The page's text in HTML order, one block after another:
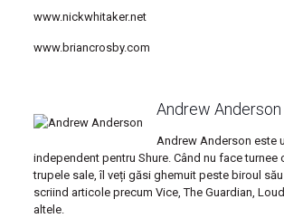
www.nickwhitaker.net
www.briancrosby.com
Andrew Anderson
Andrew Anderson este
independent pentru Shure. Când nu face turnee
trupele sale, îl veți găsi ghemuit peste biroul
scriind articole precum Vice, The Guardian,
altele.